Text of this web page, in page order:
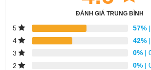
Lựa chọn mua máy lọc
Xiaomi Purifier phù hợp
ĐÁNH GIÁ TRUNG BÌNH
5 57%
4
42%
3
0% |
2
0% |